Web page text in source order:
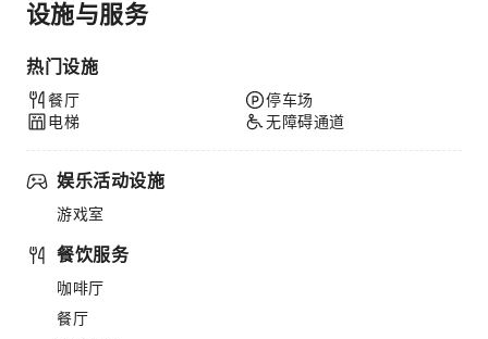
设施与服务
热门设施
餐厅
电梯
停车场
无障碍通道
娱乐活动设施
游戏室
餐饮服务
咖啡厅
餐厅